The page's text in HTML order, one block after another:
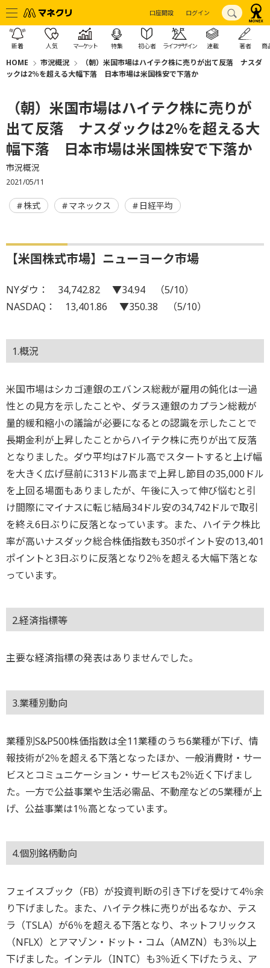
口座開設 ログイン
新着 人気 マーケット 特集 初心者 ライフデザイン 連載 著者 商
HOME 市況概況
（朝）米国市場はハイテク株に売りが出て反落 ナスダ
ックは2％を超える大幅下落 日本市場は米国株安で下落か
（朝）米国市場はハイテク株に売りが
出て反落 ナスダックは2％を超える大
幅下落 日本市場は米国株安で下落か
市況概況
2021/05/11
株式 マネックス 日経平均
【米国株式市場】ニューヨーク市場
NYダウ： 34,742.82 ▼34.94 （5/10）
NASDAQ： 13,401.86 ▼350.38 （5/10）
1.概況
米国市場はシカゴ連銀のエバンス総裁が雇用の鈍化は一過
性との見方を示したことや、ダラス連銀のカプラン総裁が
量的緩和縮小の議論が必要になるとの認識を示したことで
長期金利が上昇したことからハイテク株に売りが出て反落
となりました。ダウ平均は7ドル高でスタートすると上げ幅
を大きく広げ昼前に313ドル高まで上昇し節目の35,000ドル
を上回る場面もありましたが、午後に入って伸び悩むと引
け間際にマイナスに転じ結局34ドル安の34,742ドルで取引
を終え6日ぶりに反落となっています。また、ハイテク株比
率が高いナスダック総合株価指数も350ポイント安の13,401
ポイントと3日ぶりに反落となり2％を超える大幅下落とな
っています。
2.経済指標等
主要な経済指標の発表はありませんでした。
3.業種別動向
業種別S&P500株価指数は全11業種のうち6業種が下げ、情
報技術が2％を超える下落となったほか、一般消費財・サー
ビスとコミュニケーション・サービスも2％近く下げまし
た。一方で公益事業や生活必需品、不動産などの5業種が上
げ、公益事業は1％高となっています。
4.個別銘柄動向
フェイスブック（FB）が投資判断の引き下げを受けて4％余
り下げました。また、ハイテク株に売りが出るなか、テス
ラ（TSLA）が6％を超える下落となり、ネットフリックス
（NFLX）とアマゾン・ドット・コム（AMZN）も3％以上
下げました。インテル（INTC）も3％近く下げたうえ、ア